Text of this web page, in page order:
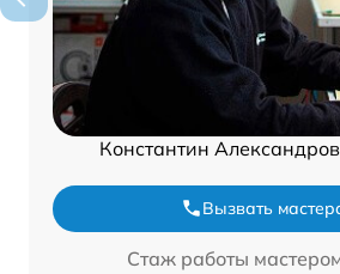
Константин
Вызвать
Стаж работы